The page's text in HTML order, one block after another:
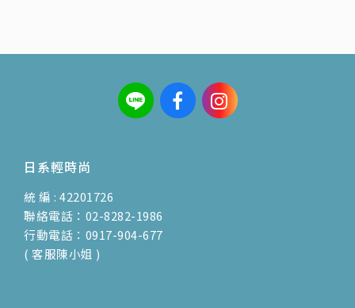
日系輕時尚
統 編 : 42201726
聯絡電話：02-8282-1986
行動電話：0917-904-677
( 客服陳小姐 )